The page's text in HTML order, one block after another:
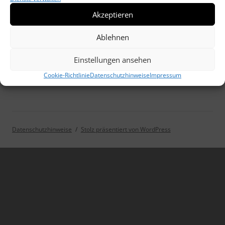
Akzeptieren
Ablehnen
Einstellungen ansehen
Cookie-RichtlinieDatenschutzhinweiseImpressum
Datenschutzhinweise Stolz präsentiert von WordPress